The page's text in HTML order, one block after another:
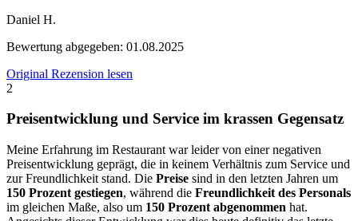
Daniel H.
Bewertung abgegeben: 01.08.2025
Original Rezension lesen
2
Preisentwicklung und Service im krassen Gegensatz
Meine Erfahrung im Restaurant war leider von einer negativen
Preisentwicklung geprägt, die in keinem Verhältnis zum Service und
zur Freundlichkeit stand. Die Preise sind in den letzten Jahren um
150 Prozent gestiegen, während die Freundlichkeit des Personals
im gleichen Maße, also um 150 Prozent abgenommen hat.